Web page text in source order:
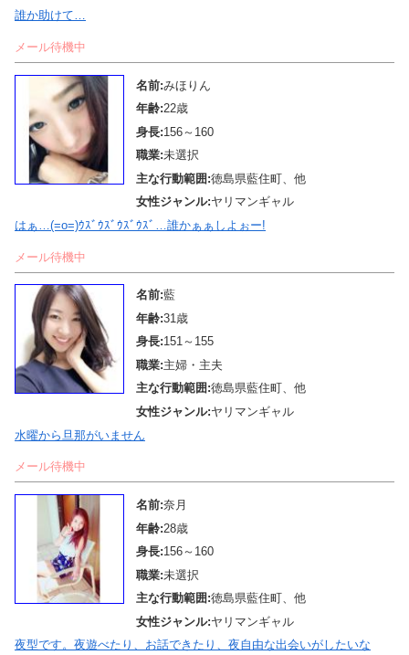
誰か助けて…
メール待機中
名前:みほりん
年齢:22歳
身長:156～160
職業:未選択
主な行動範囲:徳島県藍住町、他
女性ジャンル:ヤリマンギャル
はぁ…(=o=)ｳｽﾞｳｽﾞｳｽﾞｳｽﾞ…誰かぁぁしよぉー!
メール待機中
名前:藍
年齢:31歳
身長:151～155
職業:主婦・主夫
主な行動範囲:徳島県藍住町、他
女性ジャンル:ヤリマンギャル
水曜から旦那がいません
メール待機中
名前:奈月
年齢:28歳
身長:156～160
職業:未選択
主な行動範囲:徳島県藍住町、他
女性ジャンル:ヤリマンギャル
夜型です。夜遊べたり、お話できたり、夜自由な出会いがしたいな